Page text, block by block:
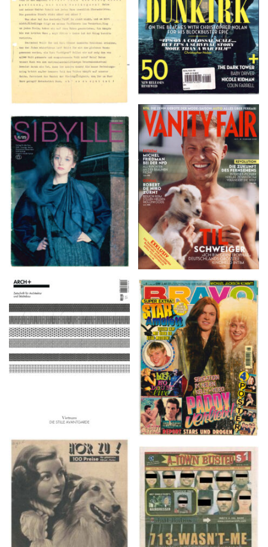
VANITY FAIR – Nr. 7 –
8. Februar 2007
SIBYLLE 6/89
ARCH+ Nr. 226, Herbst
2016
BRAVO – Nr. 8, 13. Febr.
1997
HÖR ZU! – 1949,
NUMMER 10, Woche
vom 27. Februar bis 05.
März
A-TOWN BUSTED –
8/15/16–9/1/16